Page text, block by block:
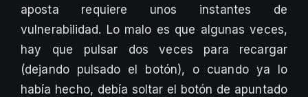
aposta requiere unos instantes de
vulnerabilidad. Lo malo es que algunas veces,
hay que pulsar dos veces para recargar
(dejando pulsado el botón), o cuando ya lo
había hecho, debía soltar el botón de apuntado